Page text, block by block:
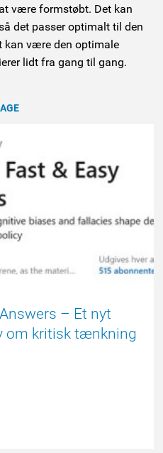
være formstøbt. Det kan
det passer optimalt til den
kan være den optimale
lidt fra gang til gang.
– Et nyt
om kritisk tænkning